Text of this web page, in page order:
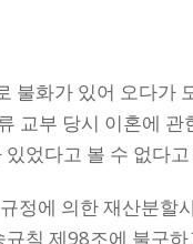
불화가 있어 오다가
교부 당시 이혼에
었다고 볼 수 없다
정에 의한 재산분할
칙 제98조에 불구